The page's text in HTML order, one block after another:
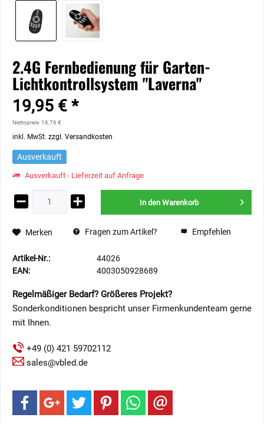
2.4G Fernbedienung für Garten-
Lichtkontrollsystem "Laverna"
19,95 € *
Nettopreis: 16,76 €
inkl. MwSt. zzgl. Versandkosten
Ausverkauft
Ausverkauft - Lieferzeit auf Anfrage
In den Warenkorb
Merken Fragen zum Artikel? Empfehlen
Artikel-Nr.:
44026
EAN:
4003050928689
Regelmäßiger Bedarf? Größeres Projekt?
Sonderkonditionen bespricht unser Firmenkundenteam gerne
mit Ihnen.
+49 (0) 421 59702112
sales@vbled.de